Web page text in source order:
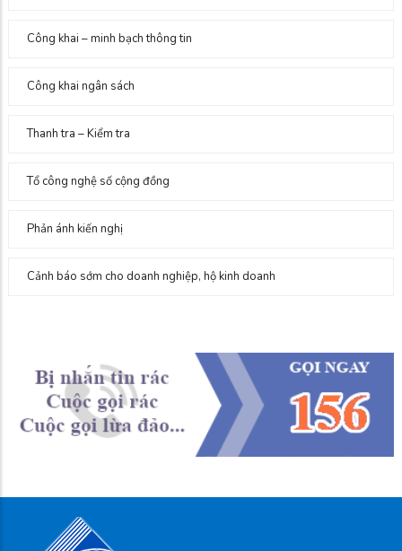
Công khai – minh bạch thông tin
Công khai ngân sách
Thanh tra – Kiểm tra
Tổ công nghệ số cộng đồng
Phản ánh kiến nghị
Cảnh báo sớm cho doanh nghiệp, hộ kinh doanh